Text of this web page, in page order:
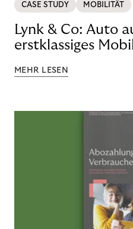
CASE STUDY MOBILITÄT
Lynk & Co: Auto
erstklassiges
MEHR LESEN